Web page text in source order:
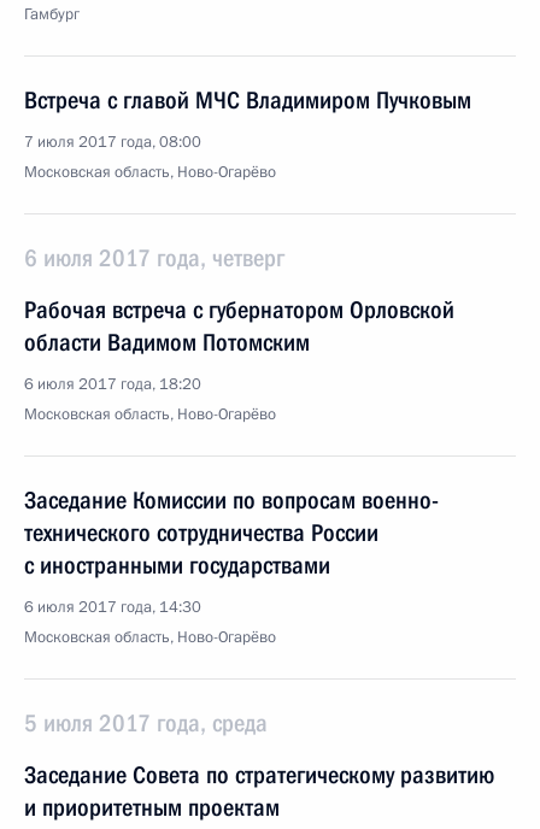
Гамбург
Встреча с главой МЧС Владимиром Пучковым
7 июля 2017 года, 08:00
Московская область, Ново-Огарёво
6 июля 2017 года, четверг
Рабочая встреча с губернатором Орловской
области Вадимом Потомским
6 июля 2017 года, 18:20
Московская область, Ново-Огарёво
Заседание Комиссии по вопросам военно-
технического сотрудничества России
с иностранными государствами
6 июля 2017 года, 14:30
Московская область, Ново-Огарёво
5 июля 2017 года, среда
Заседание Совета по стратегическому развитию
и приоритетным проектам